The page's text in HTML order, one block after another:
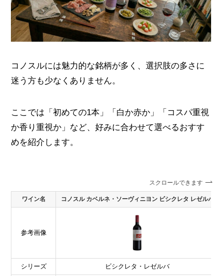
コノスルには魅力的な銘柄が多く、選択肢の多さに
迷う方も少なくありません。
ここでは「初めての1本」「白か赤か」「コスパ重視
か香り重視か」など、好みに合わせて選べるおすす
めを紹介します。
スクロールできます
ワイン名 コノスル カベルネ・ソーヴィニヨン ビシクレタ レゼルバ
参考画像
シリーズ ビシクレタ・レゼルバ